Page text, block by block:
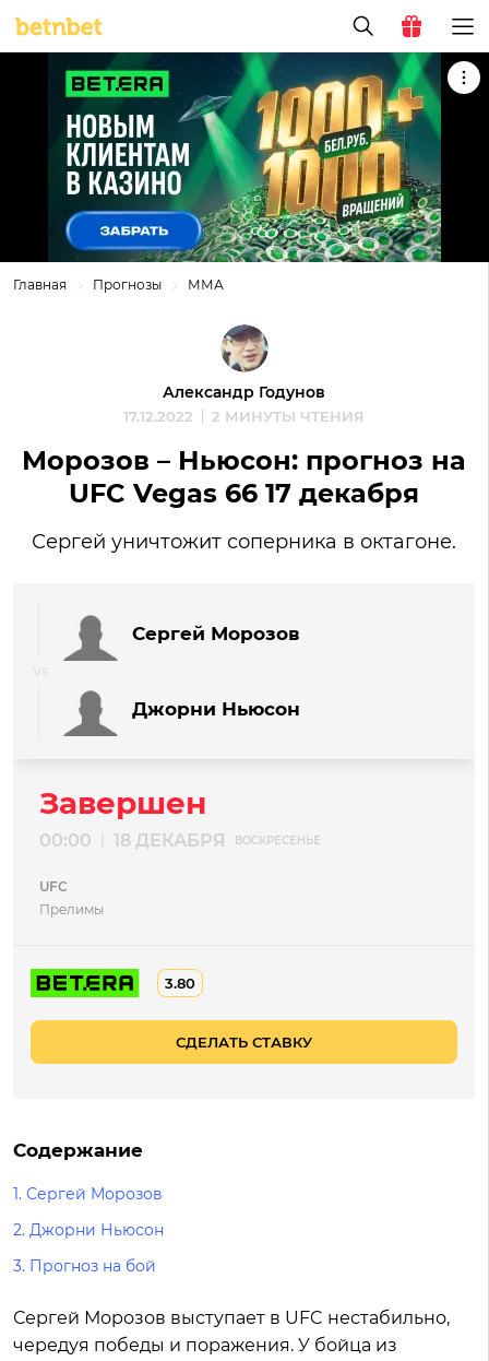
Главная Прогнозы ММА
Александр Годунов
17.12.2022 2 МИНУТЫ ЧТЕНИЯ
Морозов – Ньюсон: прогноз на
UFC Vegas 66 17 декабря
Сергей уничтожит соперника в октагоне.
Сергей Морозов
Джорни Ньюсон
Завершен
00:00 18 ДЕКАБРЯ ВОСКРЕСЕНЬЕ
UFC
Прелимы
3.80
СДЕЛАТЬ СТАВКУ
Содержание
1. Сергей Морозов
2. Джорни Ньюсон
3. Прогноз на бой
Сергей Морозов выступает в UFC нестабильно,
чередуя победы и поражения. У бойца из